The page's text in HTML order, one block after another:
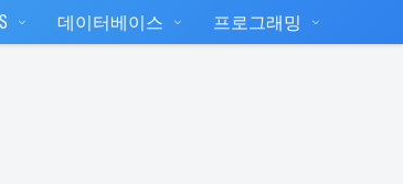
데이터베이스 프로그래밍